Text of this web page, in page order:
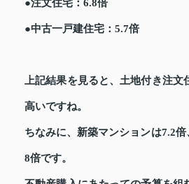
●注文住宅：6.8倍
●中古一戸建住宅：5.7倍
上記結果を見ると、土地付き注
高いですね。
ちなみに、新築マンションは7.2
8倍です。